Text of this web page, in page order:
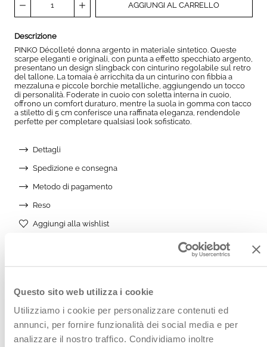
Questo sito web utilizza i cookie
Utilizziamo i cookie per personalizzare contenuti ed
annunci, per fornire funzionalità dei social media e per
analizzare il nostro traffico. Condividiamo inoltre
AGGIUNGI AL CARRELLO
Descrizione
PINKO Décolleté donna argento in materiale sintetico. Queste
scarpe eleganti e originali, con punta a effetto specchiato argento,
presentano un design slingback con cinturino regolabile sul retro
del tallone. La tomaia è arricchita da un cinturino con fibbia a
mezzaluna e piccole borchie metalliche, aggiungendo un tocco
di personalità. Foderate in cuoio con soletta interna in cuoio,
offrono un comfort duraturo, mentre la suola in gomma con tacco
a stiletto di 5 cm conferisce una raffinata eleganza, rendendole
perfette per completare qualsiasi look sofisticato.
Dettagli
Spedizione e consegna
Metodo di pagamento
Reso
Aggiungi alla wishlist
Potrebbe piacerti anche:
Vedi anche: